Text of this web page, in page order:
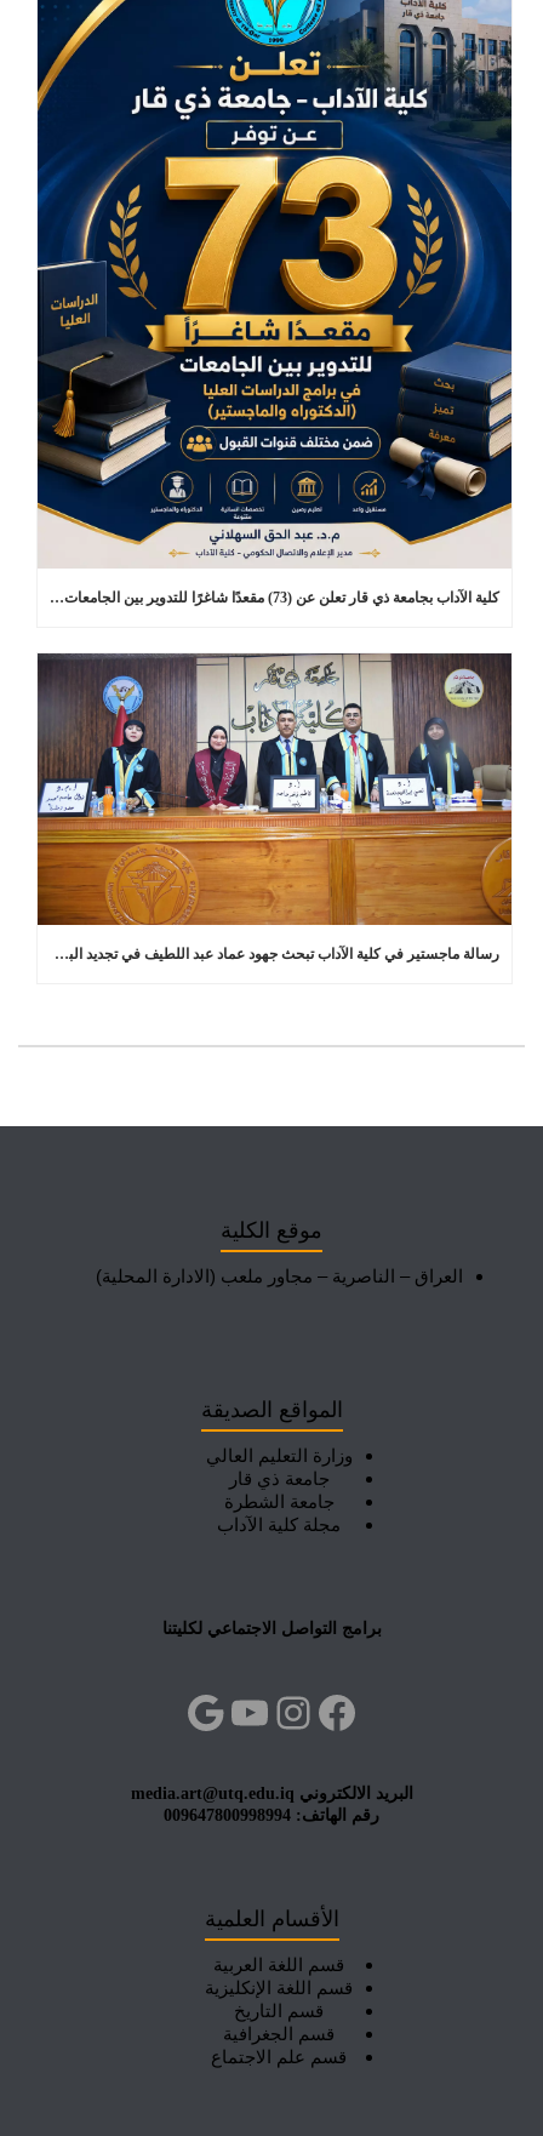
كلية الآداب بجامعة ذي قار تعلن عن (73) مقعدًا شاغرًا للتدوير بين الجامعات في برامج الدراسات العليا
رسالة ماجستير في كلية الآداب تبحث جهود عماد عبد اللطيف في تجديد البلاغة العربية
موقع الكلية
العراق – الناصرية – مجاور ملعب (الادارة المحلية)
المواقع الصديقة
وزارة التعليم العالي
جامعة ذي قار
جامعة الشطرة
مجلة كلية الآداب
برامج التواصل الاجتماعي لكليتنا
فيسبوك
إنستجرام
يوتيوب
البريد الالكتروني media.art@utq.edu.iq
رقم الهاتف: 009647800998994
الأقسام العلمية
قسم اللغة العربية
قسم اللغة الإنكليزية
قسم التاريخ
قسم الجغرافية
قسم علم الاجتماع